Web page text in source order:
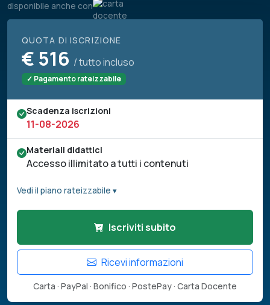
disponibile anche con
QUOTA DI ISCRIZIONE
€ 516 / tutto incluso
✓ Pagamento rateizzabile
Scadenza iscrizioni
11-08-2026
Materiali didattici
Accesso illimitato a tutti i contenuti
Vedi il piano rateizzabile ▾
Iscriviti subito
Ricevi informazioni
Carta · PayPal · Bonifico · PostePay · Carta Docente